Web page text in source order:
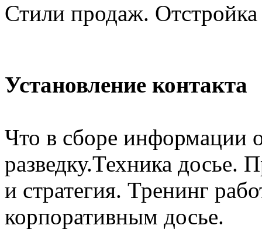
Стили продаж. Отстройка
Установление контакта
Что в сборе информации
разведку.Техника досье.
и стратегия. Тренинг
корпоративным досье.